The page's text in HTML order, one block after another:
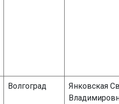
Волгоград
Янковская